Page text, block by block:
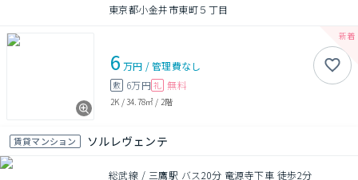
東京都小金井市東町５丁目
6 万円 /管理費なし
敷 6万円 礼 無料
2K /34.78㎡ / 2階
賃貸マンション ソルレヴェンテ
総武線 / 三鷹駅 バス20分 竜源寺下車 徒歩2分